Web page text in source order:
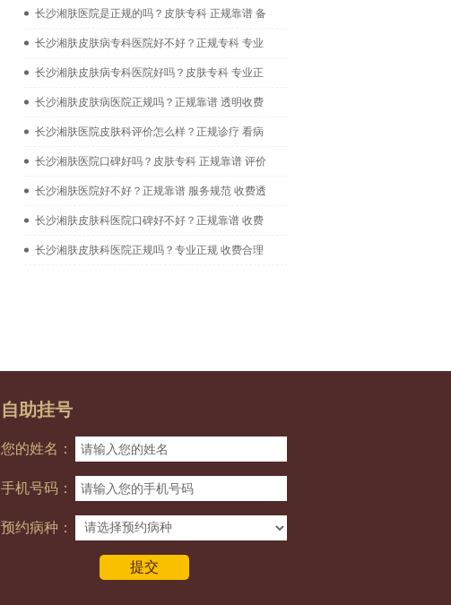
长沙湘肤医院是正规的吗？皮肤专科 正规靠谱 备
长沙湘肤皮肤病专科医院好不好？正规专科 专业
长沙湘肤皮肤病专科医院好吗？皮肤专科 专业正
长沙湘肤皮肤病医院正规吗？正规靠谱 透明收费
长沙湘肤医院皮肤科评价怎么样？正规诊疗 看病
长沙湘肤医院口碑好吗？皮肤专科 正规靠谱 评价
长沙湘肤医院好不好？正规靠谱 服务规范 收费透
长沙湘肤皮肤科医院口碑好不好？正规靠谱 收费
长沙湘肤皮肤科医院正规吗？专业正规 收费合理
自助挂号
您的姓名：
手机号码：
预约病种：